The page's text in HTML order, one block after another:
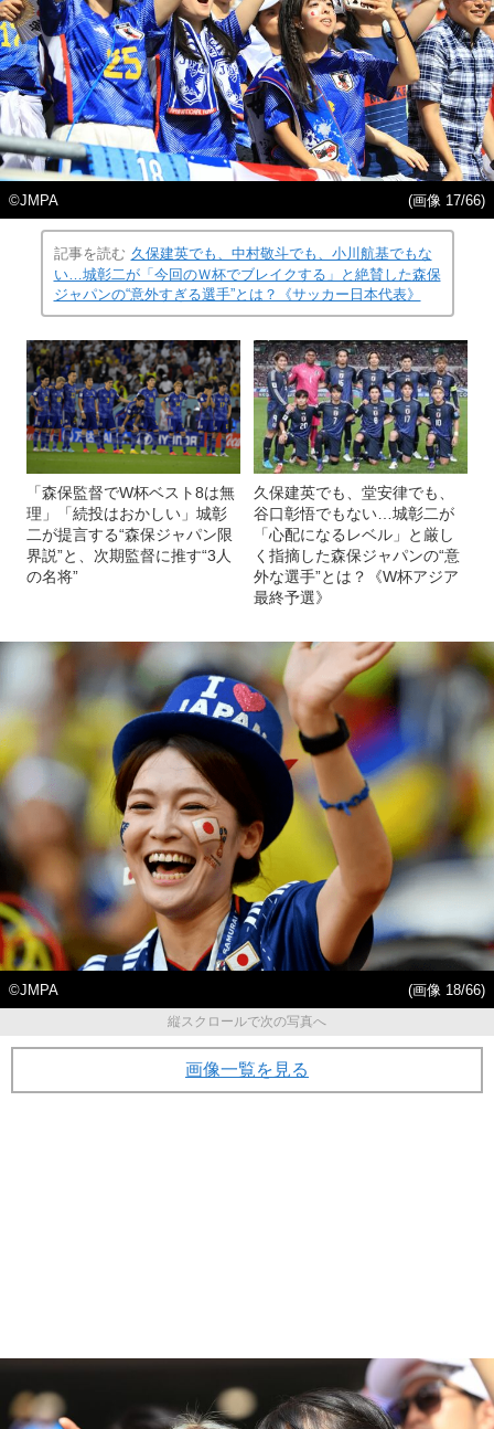
©JMPA (画像 17/66)
記事を読む 久保建英でも、中村敬斗でも、小川航基でもな
い…城彰二が「今回のＷ杯でブレイクする」と絶賛した森保
ジャパンの“意外すぎる選手”とは？《サッカー日本代表》
「森保監督でW杯ベスト8は無
理」「続投はおかしい」城彰
二が提言する“森保ジャパン限
界説”と、次期監督に推す“3人
の名将”
久保建英でも、堂安律でも、
谷口彰悟でもない…城彰二が
「心配になるレベル」と厳し
く指摘した森保ジャパンの“意
外な選手”とは？《W杯アジア
最終予選》
©JMPA
(画像 18/66)
縦スクロールで次の写真へ
画像一覧を見る